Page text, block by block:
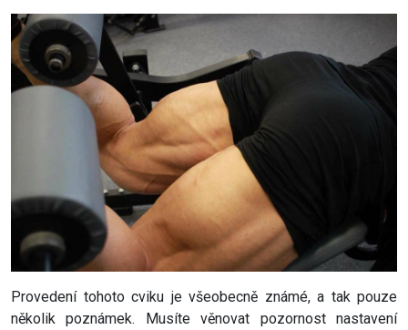
Provedení tohoto cviku je všeobecně známé, a tak pouze
několik poznámek. Musíte věnovat pozornost nastavení